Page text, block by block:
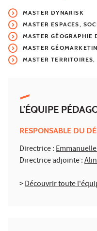
MASTER DYNARISK
MASTER ESPACES,
MASTER GÉOGRAPHIE
MASTER
MASTER
L'ÉQUIPE
RESPONSABLE DU
Directrice :
Directrice adjointe :
>Découvrir toute